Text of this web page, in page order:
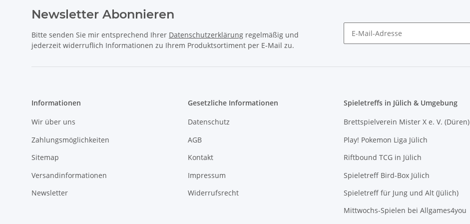
Newsletter Abonnieren
Bitte senden Sie mir entsprechend Ihrer Datenschutzerklärung regelmäßig und
jederzeit widerruflich Informationen zu Ihrem Produktsortiment per E-Mail zu.
Informationen
Wir über uns
Zahlungsmöglichkeiten
Sitemap
Versandinformationen
Newsletter
Gesetzliche Informationen
Datenschutz
AGB
Kontakt
Impressum
Widerrufsrecht
Spieletreffs in Jülich & Umgebung
Brettspielverein Mister X e. V. (Düren)
Play! Pokemon Liga Jülich
Riftbound TCG in Jülich
Spieletreff Bird-Box Jülich
Spieletreff für Jung und Alt (Jülich)
Mittwochs-Spielen bei Allgames4you